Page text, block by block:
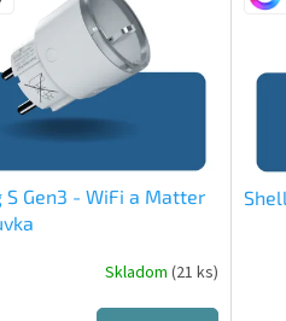
S Gen3 - WiFi a Matter
Skladom (21 ks)